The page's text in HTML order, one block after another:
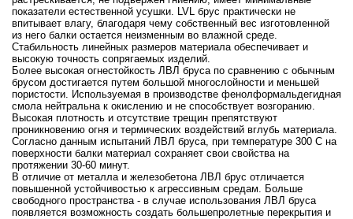
показатели естественной усушки. LVL брус практически не
впитывает влагу, благодаря чему собственный вес изготовленной
из него балки остается неизменным во влажной среде.
Стабильность линейных размеров материала обеспечивает и
высокую точность сопрягаемых изделий.
Более высокая огнестойкость ЛВЛ бруса по сравнению с обычным
брусом достигается путем большой многослойности и меньшей
пористости. Используемая в производстве фенолформальдегидная
смола нейтральна к окислению и не способствует возгоранию.
Высокая плотность и отсутствие трещин препятствуют
проникновению огня и термических воздействий вглубь материала.
Согласно данным испытаний ЛВЛ бруса, при температуре 300 С на
поверхности балки материал сохраняет свои свойства на
протяжении 30-60 минут.
В отличие от металла и железобетона ЛВЛ брус отличается
повышенной устойчивостью к агрессивным средам. Больше
свободного пространства - в случае использования ЛВЛ бруса
появляется возможность создать большепролетные перекрытия и